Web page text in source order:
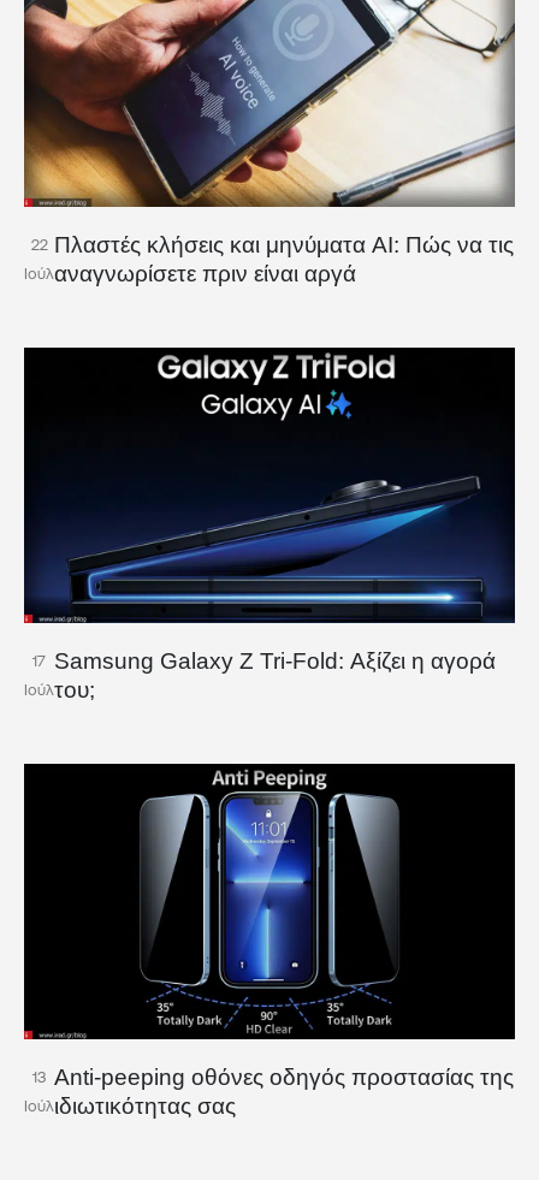
22
Ιούλ
Πλαστές κλήσεις και μηνύματα AI: Πώς να τις
αναγνωρίσετε πριν είναι αργά
17
Ιούλ
Samsung Galaxy Z Tri-Fold: Αξίζει η αγορά
του;
13
Ιούλ
Anti-peeping οθόνες οδηγός προστασίας της
ιδιωτικότητας σας